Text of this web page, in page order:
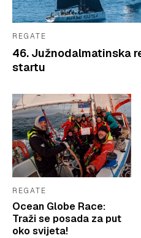
REGATE
46. Južnodalmatinska
startu
REGATE
Ocean Globe Race:
Traži se posada za put
oko svijeta!